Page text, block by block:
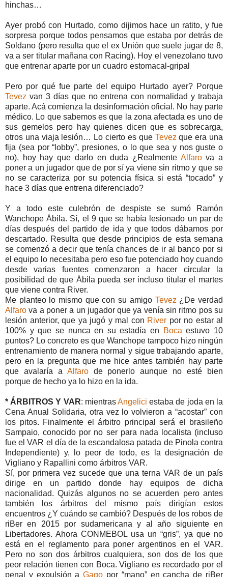
hinchas…
Ayer probó con Hurtado, como dijimos hace un ratito, y fue
sorpresa porque todos pensamos que estaba por detrás de
Soldano (pero resulta que el ex Unión que suele jugar de 8,
va a ser titular mañana con Racing). Hoy el venezolano tuvo
que entrenar aparte por un cuadro estomacal-gripal
Pero por qué fue parte del equipo Hurtado ayer? Porque
Tevez van 3 días que no entrena con normalidad y trabaja
aparte. Acá comienza la desinformación oficial. No hay parte
médico. Lo que sabemos es que la zona afectada es uno de
sus gemelos pero hay quienes dicen que es sobrecarga,
otros una viaja lesión… Lo cierto es que Tevez que era una
fija (sea por “lobby”, presiones, o lo que sea y nos guste o
no), hoy hay que darlo en duda ¿Realmente Alfarova a
poner a un jugador que de por sí ya viene sin ritmo y que se
no se caracteriza por su potencia física si está “tocado” y
hace 3 días que entrena diferenciado?
Y a todo este culebrón de despiste se sumó Ramón
Wanchope Ábila. Sí, el 9 que se había lesionado un par de
días después del partido de ida y que todos dábamos por
descartado. Resulta que desde principios de esta semana
se comenzó a decir que tenía chances de ir al banco por si
el equipo lo necesitaba pero eso fue potenciado hoy cuando
desde varias fuentes comenzaron a hacer circular la
posibilidad de que Ábila pueda ser incluso titular el martes
que viene contra River.
Me planteo lo mismo que con su amigo Tevez ¿De verdad
Alfaro va a poner a un jugador que ya venía sin ritmo pos su
lesión anterior, que ya jugó y mal con River por no estar al
100% y que se nunca en su estadía en
Boca estuvo 10
puntos? Lo concreto es que Wanchope tampoco hizo ningún
entrenamiento de manera normal y sigue trabajando aparte,
pero en la pregunta que me hice antes también hay parte
que avalaría a Alfarode ponerlo aunque no esté bien
porque de hecho ya lo hizo en la ida.
* ÁRBITROS Y VAR: mientrasAngelici estaba de joda en la
Cena Anual Solidaria, otra vez lo volvieron a “acostar” con
los pitos. Finalmente el árbitro principal será el brasileño
Sampaio, conocido por no ser para nada localista (incluso
fue el VAR el día de la escandalosa patada de Pinola contra
Independiente) y, lo peor de todo, es la designación de
Vigliano y Rapallini como árbitros VAR.
Sí, por primera vez sucede que una terna VAR de un país
dirige en un partido donde hay equipos de dicha
nacionalidad. Quizás algunos no se acuerden pero antes
también los árbitros del mismo país dirigían estos
encuentros ¿Y cuándo se cambió? Después de los robos de
riBer en 2015 por sudamericana y al año siguiente en
Libertadores. Ahora CONMEBOL usa un “gris”, ya que no
está en el reglamento para poner argentinos en el VAR.
Pero no son dos árbitros cualquiera, son dos de los que
peor relación tienen con Boca. Vigliano es recordado por el
penal y expulsión aGago por “mano” en cancha de riBer